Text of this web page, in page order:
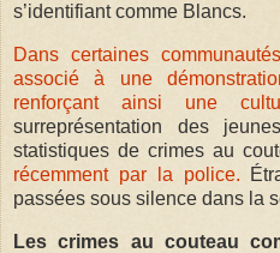
s’identifiant comme Blancs.
Dans certaines
associé à une
renforçant ainsi une
surreprésentation des
statistiques de crimes au
récemment par la police.
passées sous silence dans la
Les crimes au couteau